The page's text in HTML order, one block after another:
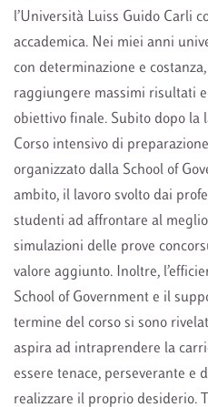
l’Università Luiss Guido Carli
accademica. Nei miei anni
con determinazione e
raggiungere massimi risultati
obiettivo finale. Subito dopo la
Corso intensivo di
organizzato dalla School of
ambito, il lavoro svolto dai
studenti ad affrontare al
simulazioni delle prove
valore aggiunto. Inoltre,
School of Government e il
termine del corso si sono
aspira ad intraprendere la
essere tenace, perseverante e
realizzare il proprio desiderio.